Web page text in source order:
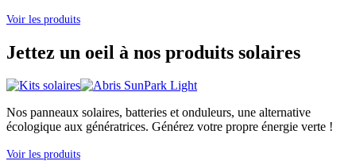
Voir les produits
Jettez un oeil à nos produits solaires
Nos panneaux solaires, batteries et onduleurs, une alternative
écologique aux génératrices. Générez votre propre énergie verte !
Voir les produits